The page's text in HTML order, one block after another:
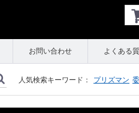
お問い合わせ よくある
人気検索キーワード： プリズマン